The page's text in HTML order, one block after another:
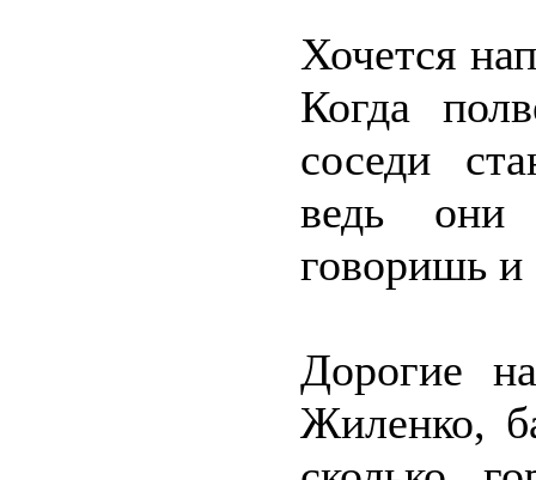
Хочется
Когда
соседи
ведь
говоришь
Дорогие
Жиленко,